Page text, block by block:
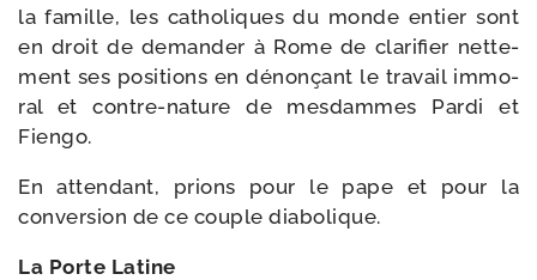
la famille, les catho­liques du monde entier sont
en droit de deman­der à Rome de cla­ri­fier net­te­
ment ses posi­tions en dénon­çant le tra­vail immo­
ral et contre-​nature de mes­dammes Pardi et
Fiengo.
En atten­dant, prions pour le pape et pour la
conver­sion de ce couple diabolique.
La Porte Latine